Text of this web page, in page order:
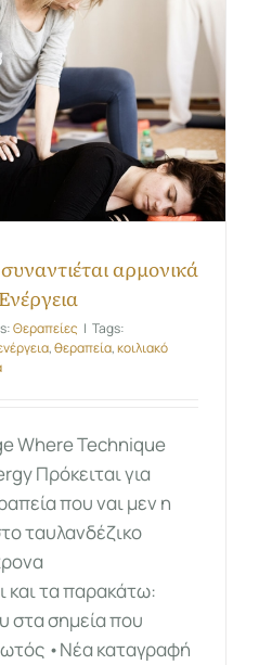
αρμονικά
Θεραπείες | Tags:
,θεραπεία,κοιλιακό
Where Technique
Πρόκειται για
που ναι μεν η
ταυλανδέζικο
και τα παρακάτω:
στα σημεία που
•Νέα καταγραφή